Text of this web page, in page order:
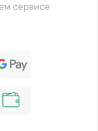
сервисе